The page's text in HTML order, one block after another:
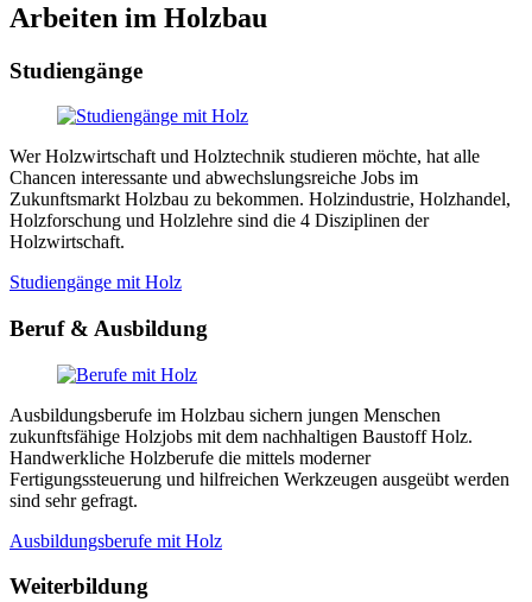
Arbeiten im Holzbau
Studiengänge
Wer Holzwirtschaft und Holztechnik studieren möchte, hat alle
Chancen interessante und abwechslungsreiche Jobs im
Zukunftsmarkt Holzbau zu bekommen. Holzindustrie, Holzhandel,
Holzforschung und Holzlehre sind die 4 Disziplinen der
Holzwirtschaft.
Studiengänge mit Holz
Beruf & Ausbildung
Ausbildungsberufe im Holzbau sichern jungen Menschen
zukunftsfähige Holzjobs mit dem nachhaltigen Baustoff Holz.
Handwerkliche Holzberufe die mittels moderner
Fertigungssteuerung und hilfreichen Werkzeugen ausgeübt werden
sind sehr gefragt.
Ausbildungsberufe mit Holz
Weiterbildung